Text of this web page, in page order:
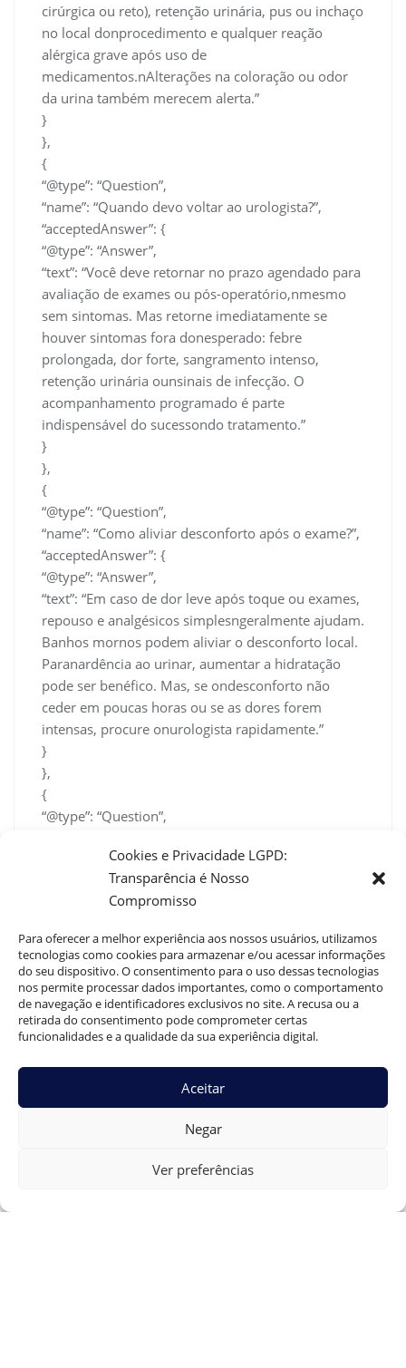
Cookies e Privacidade LGPD:
Transparência é Nosso
Compromisso
Para oferecer a melhor experiência aos nossos usuários, utilizamos
tecnologias como cookies para armazenar e/ou acessar informações
do seu dispositivo. O consentimento para o uso dessas tecnologias
nos permite processar dados importantes, como o comportamento
de navegação e identificadores exclusivos no site. A recusa ou a
retirada do consentimento pode comprometer certas
funcionalidades e a qualidade da sua experiência digital.
Aceitar
Negar
Ver preferências
cirúrgica ou reto), retenção urinária, pus ou inchaço
no local donprocedimento e qualquer reação
alérgica grave após uso de
medicamentos.nAlterações na coloração ou odor
da urina também merecem alerta.”
}
},
{
“@type”: “Question”,
“name”: “Quando devo voltar ao urologista?”,
“acceptedAnswer”: {
“@type”: “Answer”,
“text”: “Você deve retornar no prazo agendado para
avaliação de exames ou pós-operatório,nmesmo
sem sintomas. Mas retorne imediatamente se
houver sintomas fora donesperado: febre
prolongada, dor forte, sangramento intenso,
retenção urinária ounsinais de infecção. O
acompanhamento programado é parte
indispensável do sucessondo tratamento.”
}
},
{
“@type”: “Question”,
“name”: “Como aliviar desconforto após o exame?”,
“acceptedAnswer”: {
“@type”: “Answer”,
“text”: “Em caso de dor leve após toque ou exames,
repouso e analgésicos simplesngeralmente ajudam.
Banhos mornos podem aliviar o desconforto local.
Paranardência ao urinar, aumentar a hidratação
pode ser benéfico. Mas, se ondesconforto não
ceder em poucas horas ou se as dores forem
intensas, procure onurologista rapidamente.”
}
},
{
“@type”: “Question”,
“acceptedAnswer”: {
“@type”: “Answer”,
“text”: “Siga todas as orientações médicas
enlimpeza do local, se houve procedimento.
Mantenha boa hidratação, faça higienenadequada,
evite esforços, não pule doses de remédios e
observe sinais dencomplicação. Caso qualquer
dúvida surja, o contato com a equipe de saúde